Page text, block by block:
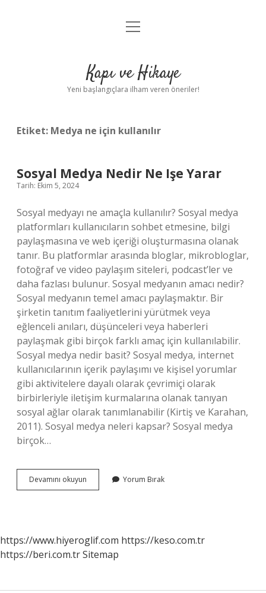
Anasayfa
Yasal Uyarı
menüyü
Kapı ve Hikaye
Yeni başlangıçlara ilham veren öneriler!
Etiket: Medya ne için kullanılır
Sosyal Medya Nedir Ne Işe Yarar
Tarih: Ekim 5, 2024
Sosyal medyayı ne amaçla kullanılır? Sosyal medya
platformları kullanıcıların sohbet etmesine, bilgi
paylaşmasına ve web içeriği oluşturmasına olanak
tanır. Bu platformlar arasında bloglar, mikrobloglar,
fotoğraf ve video paylaşım siteleri, podcast’ler ve
daha fazlası bulunur. Sosyal medyanın amacı nedir?
Sosyal medyanın temel amacı paylaşmaktır. Bir
şirketin tanıtım faaliyetlerini yürütmek veya
eğlenceli anıları, düşünceleri veya haberleri
paylaşmak gibi birçok farklı amaç için kullanılabilir.
Sosyal medya nedir basit? Sosyal medya, internet
kullanıcılarının içerik paylaşımı ve kişisel yorumlar
gibi aktivitelere dayalı olarak çevrimiçi olarak
birbirleriyle iletişim kurmalarına olanak tanıyan
sosyal ağlar olarak tanımlanabilir (Kirtiş ve Karahan,
2011). Sosyal medya neleri kapsar? Sosyal medya
birçok…
Devamını okuyun
Medya
Yorum Bırak
https://www.hiyeroglif.com https://keso.com.tr
https://beri.com.trSitemap